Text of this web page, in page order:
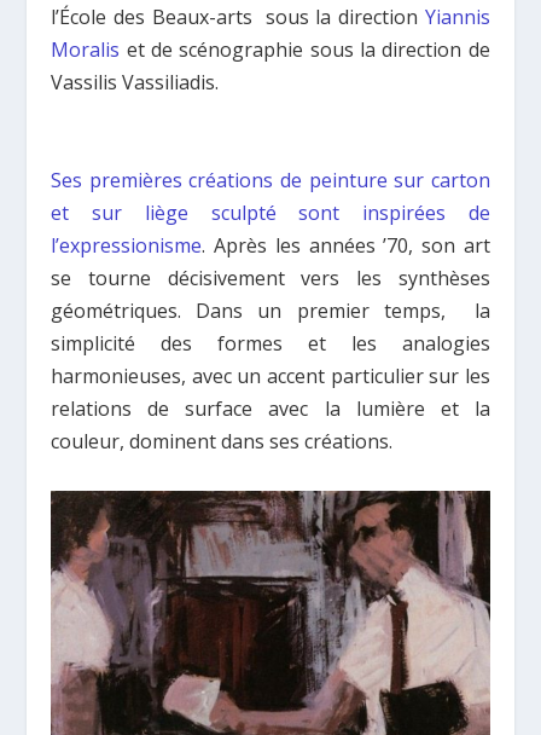
l’École des Beaux-arts sous la direction Yiannis
Moralis et de scénographie sous la direction de
Vassilis Vassiliadis.
Ses premières créations de peinture sur carton
et sur liège sculpté sont inspirées de
l’expressionisme. Après les années ’70, son art
se tourne décisivement vers les synthèses
géométriques. Dans un premier temps, la
simplicité des formes et les analogies
harmonieuses, avec un accent particulier sur les
relations de surface avec la lumière et la
couleur, dominent dans ses créations.